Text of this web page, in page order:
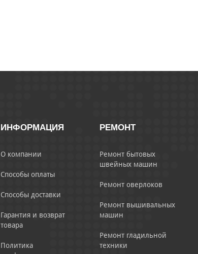
ИНФОРМАЦИЯ
О компании
Способы оплаты
Способы доставки
Гарантия и возврат
товара
Политика
РЕМОНТ
Ремонт бытовых
швейных машин
Ремонт оверлоков
Ремонт вышивальных
машин
Ремонт гладильной
техники